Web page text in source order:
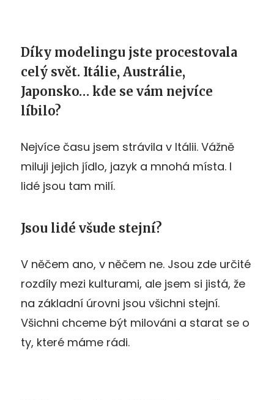
Díky modelingu jste procestovala
celý svět. Itálie, Austrálie,
Japonsko… kde se vám nejvíce
líbilo?
Nejvíce času jsem strávila v Itálii. Vážně
miluji jejich jídlo, jazyk a mnohá místa. I
lidé jsou tam milí.
Jsou lidé všude stejní?
V něčem ano, v něčem ne. Jsou zde určité
rozdíly mezi kulturami, ale jsem si jistá, že
na základní úrovni jsou všichni stejní.
Všichni chceme být milováni a starat se o
ty, které máme rádi.